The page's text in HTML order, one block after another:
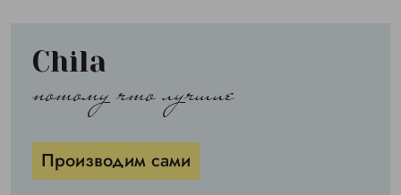
Chila
потому что лучшие
Производим сами